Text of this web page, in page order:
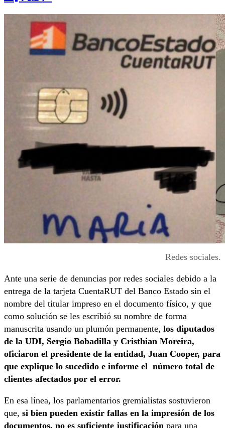
Redes sociales.
Ante una serie de denuncias por redes sociales debido a la
entrega de la tarjeta CuentaRUT del Banco Estado sin el
nombre del titular impreso en el documento físico, y que
como solución se les escribió su nombre de forma
manuscrita usando un plumón permanente, los diputados
de la UDI, Sergio Bobadilla y Cristhian Moreira,
oficiaron el presidente de la entidad, Juan Cooper, para
que explique lo sucedido e informe el número total de
clientes afectados por el error.
En esa línea, los parlamentarios gremialistas sostuvieron
que, si bien pueden existir fallas en la impresión de los
documentos, no es suficiente justificación para una